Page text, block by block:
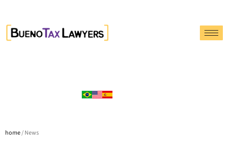
home/ News